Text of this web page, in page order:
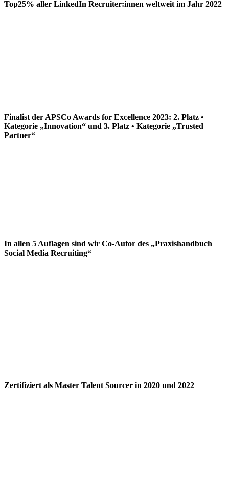
Top25% aller LinkedIn Recruiter:innen weltweit im Jahr 2022
Finalist der APSCo Awards for Excellence 2023: 2. Platz •
Kategorie „Innovation“ und 3. Platz • Kategorie „Trusted
Partner“
In allen 5 Auflagen sind wir Co-Autor des „Praxishandbuch
Social Media Recruiting“
Zertifiziert als Master Talent Sourcer in 2020 und 2022